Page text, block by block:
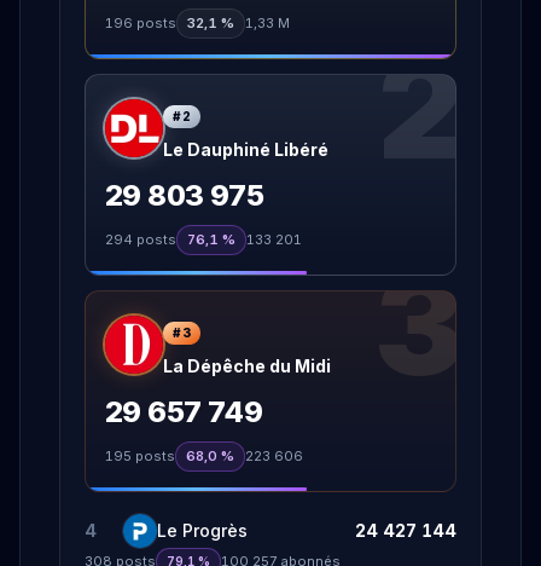
196 posts 32,1 % 1,33 M
2
#2
Le Dauphiné Libéré
29 803 975
294 posts 76,1 % 133 201
3
#3
La Dépêche du Midi
29 657 749
195 posts 68,0 % 223 606
4 Le Progrès 24 427 144
308 posts 79,1 % 100 257 abonnés